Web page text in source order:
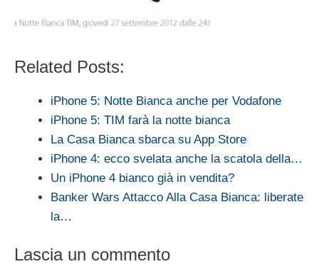
Related Posts:
iPhone 5: Notte Bianca anche per Vodafone
iPhone 5: TIM farà la notte bianca
La Casa Bianca sbarca su App Store
iPhone 4: ecco svelata anche la scatola della…
Un iPhone 4 bianco già in vendita?
Banker Wars Attacco Alla Casa Bianca: liberate
la…
Lascia un commento